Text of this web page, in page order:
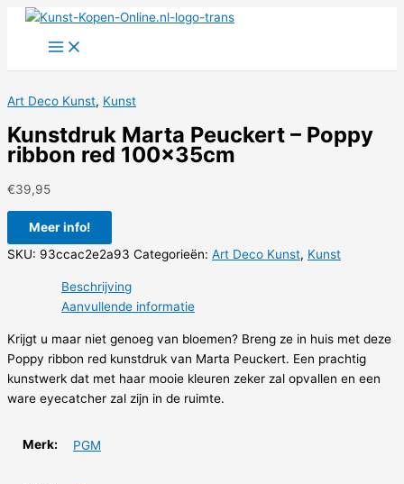
Art Deco Kunst, Kunst
Kunstdruk Marta Peuckert – Poppy
ribbon red 100x35cm
€39,95
Meer info!
SKU: 93ccac2e2a93 Categorieën: Art Deco Kunst, Kunst
Beschrijving
Aanvullende informatie
Krijgt u maar niet genoeg van bloemen? Breng ze in huis met deze
Poppy ribbon red kunstdruk van Marta Peuckert. Een prachtig
kunstwerk dat met haar mooie kleuren zeker zal opvallen en een
ware eyecatcher zal zijn in de ruimte.
Merk: PGM